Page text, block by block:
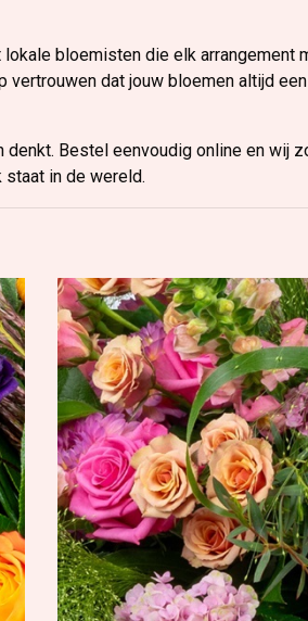
bloemisten die elk arrangement
vertrouwen dat jouw bloemen altijd
Bestel eenvoudig online en wij
in de wereld.